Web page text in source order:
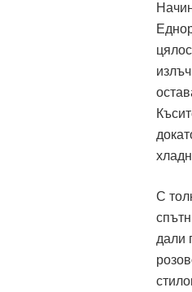
С
дали